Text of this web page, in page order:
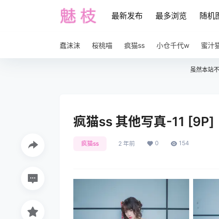
最新发布 最多浏览 随机
蠢沫沫 桜桃喵 疯猫ss 小仓千代w 蜜汁
虽然本站
疯猫ss 其他写真-11 [9P]
疯猫ss 2 年前 0 154